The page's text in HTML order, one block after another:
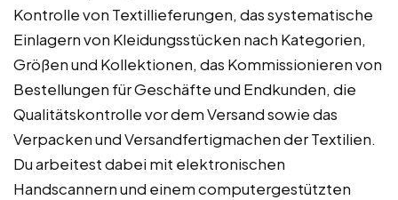
Kontrolle von Textillieferungen, das systematische
Einlagern von Kleidungsstücken nach Kategorien,
Größen und Kollektionen, das Kommissionieren von
Bestellungen für Geschäfte und Endkunden, die
Qualitätskontrolle vor dem Versand sowie das
Verpacken und Versandfertigmachen der Textilien.
Du arbeitest dabei mit elektronischen
Handscannern und einem computergestützten